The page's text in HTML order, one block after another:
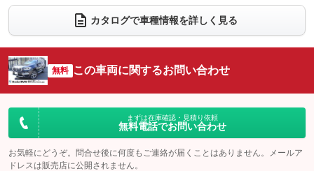
ダウンヒルアシストコントロール
パワーウィンドウ
：装備あり ：装備あり
アイドリングストップ
：装備あり
USB入力端子
：装備あり Bluetooth接続
：装備なし ：装備なし
センターデフロック
：装備なし
レンタカーアップ
：装備なし 展示・試乗車
：装備なし
アルミホイール：19インチ
革シート ハーフレザーシート
キーレス
：装備あり LEDヘッドランプ
：装備あり
HID(キセノンライト)
バックカメラ
：装備あり ：装備あり
エアロ
：装備なし ：装備あり
ローダウン
：装備なし ランフラットタイヤ
カタログで車種情報を詳しく見る
無料 この車両に関するお問い合わせ
まずは在庫確認・見積り依頼
無料電話でお問い合わせ
お気軽にどうぞ。問合せ後に何度もご連絡が届くことはありません。メールア
ドレスは販売店に公開されません。